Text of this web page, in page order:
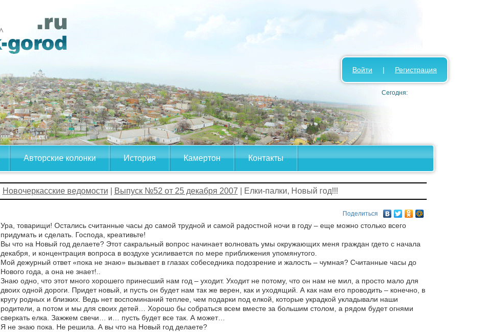
Авторские колонки История Камертон Контакты
Войти | Регистрация
Сегодня:
Новочеркасские ведомости Выпуск №52 от 25 декабря 2007 | Елки-палки, Новый год!!!
Поделиться
Ура, товарищи! Остались считанные часы до самой трудной и самой радостной ночи в году – еще можно столько всего
придумать и сделать. Господа, креативьте!
Вы что на Новый год делаете? Этот сакральный вопрос начинает волновать умы окружающих меня граждан где­то с начала
декабря, и концентрация вопроса в воздухе усиливается по мере приближения упомянутого.
Мой дежурный ответ «пока не знаю» вызывает в глазах собеседника подозрение и жалость – чумная? Считанные часы до
Нового года, а она не знает!..
Знаю одно, что этот много хорошего принесший нам год – уходит. Уходит не потому, что он нам не мил, а просто мало для
двоих одной дороги. Придет новый, и пусть он будет нам так же верен, как и уходящий. А как нам его проводить – конечно, в
кругу родных и близких. Ведь нет воспоминаний теплее, чем подарки под елкой, которые украдкой укладывали наши
родители, а потом и мы для своих детей… Хорошо бы собраться всем вместе за большим столом, а рядом будет огнями
сверкать елка. Зажжем свечи… и… пусть будет все так. А может…
Я не знаю пока. Не решила. А вы что на Новый год делаете?